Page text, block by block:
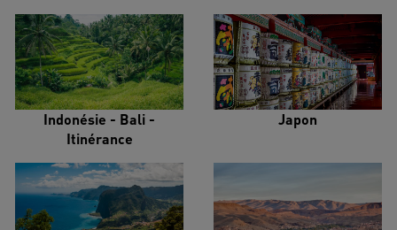
Indonésie - Bali -
Itinérance
Japon